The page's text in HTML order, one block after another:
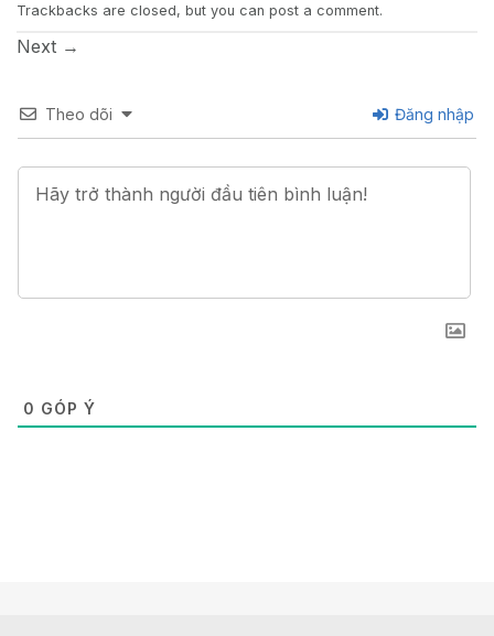
Trackbacks are closed, but you can post a comment.
Next →
Theo dõi Đăng nhập
0 GÓP Ý